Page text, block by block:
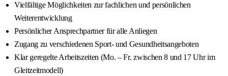
Vielfältige Möglichkeiten zur fachlichen und persönlichen
Weiterentwicklung
Persönlicher Ansprechpartner für alle Anliegen
Zugang zu verschiedenen Sport- und Gesundheitsangeboten
Klar geregelte Arbeitszeiten (Mo. – Fr. zwischen 8 und 17 Uhr im
Gleitzeitmodell)